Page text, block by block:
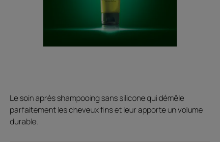
Le soin après shampooing sans silicone qui démêle
parfaitement les cheveux fins et leur apporte un volume
durable.